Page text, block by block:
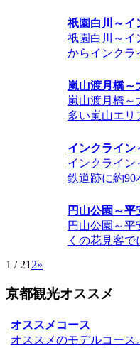
祇園白川～イ
祇園白川～イ
からインクラ
嵐山渡月橋～
嵐山渡月橋
多い嵐山エリ
インクライン
インクライン
鉄道跡に約90
円山公園～平
円山公園～平
くの花見客
1 / 21 2»
京都観光オススメ
オススメコース
オススメのモデルコース